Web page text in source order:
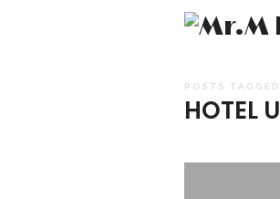
POSTS TAGGED
HOTEL